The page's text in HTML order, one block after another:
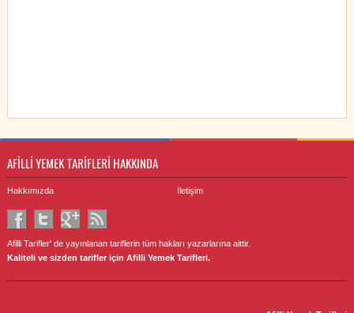
AFİLLİ YEMEK TARİFLERİ HAKKINDA
Hakkımızda İletişim
Afilli Tarifler' de yayınlanan tariflerin tüm hakları yazarlarına aittir.
Kaliteli ve sizden tarifler için Afilli Yemek Tarifleri.